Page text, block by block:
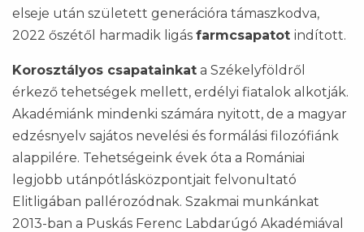
elseje után született generációra támaszkodva,
2022 őszétől harmadik ligás farmcsapatot indított.
Korosztályos csapatainkat a Székelyföldről
érkező tehetségek mellett, erdélyi fiatalok alkotják.
Akadémiánk mindenki számára nyitott, de a magyar
edzésnyelv sajátos nevelési és formálási filozófiánk
alappilére. Tehetségeink évek óta a Romániai
legjobb utánpótlásközpontjait felvonultató
Elitligában pallérozódnak. Szakmai munkánkat
2013-ban a Puskás Ferenc Labdarúgó Akadémiával